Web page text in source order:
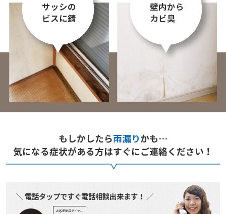
サッシの
ビスに錆
壁内から
カビ臭
もしかしたら雨漏りかも…
気になる症状がある方はすぐにご連絡ください！
＼ 電話タップですぐ電話相談出来ます！ ／
お客様専用ダイヤル